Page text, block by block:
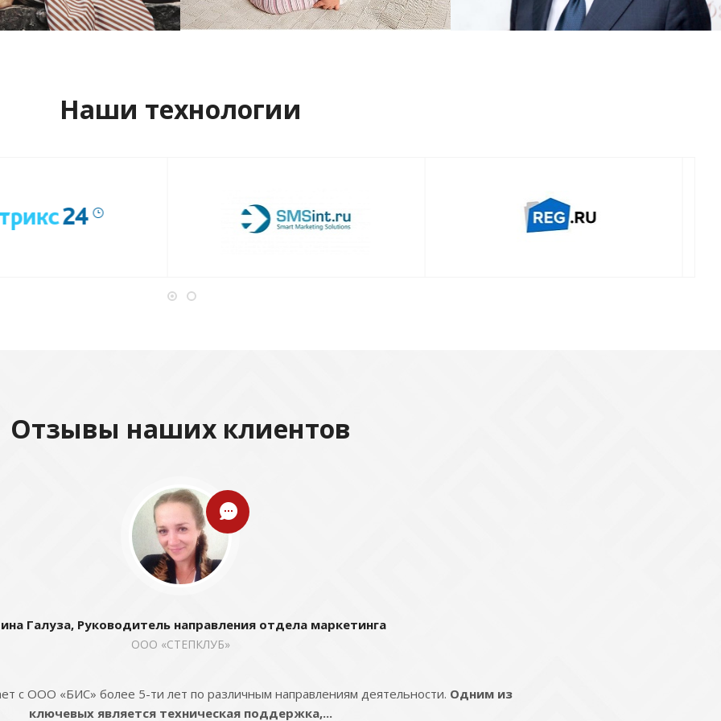
проект
Смотреть проект
Смотреть проект
Наши технологии
Отзывы наших клиентов
Галуза, Руководитель направления отдела маркетинга
ООО «СТЕПКЛУБ»
с ООО «БИС» более 5-ти лет по различным направлениям деятельности. Одним из
ключевых является техническая поддержка,...